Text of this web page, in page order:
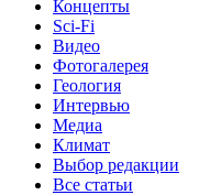
Концепты
Sci-Fi
Видео
Фотогалерея
Геология
Интервью
Медиа
Климат
Выбор редакции
Все статьи